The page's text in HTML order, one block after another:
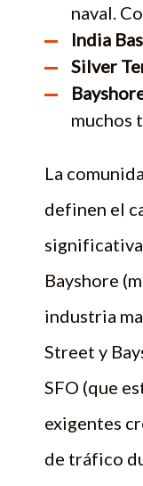
naval.
India
Silver
muchos
La
definen el
significativa
Bayshore
industria
Street y
SFO (que
exigentes
de tráfico